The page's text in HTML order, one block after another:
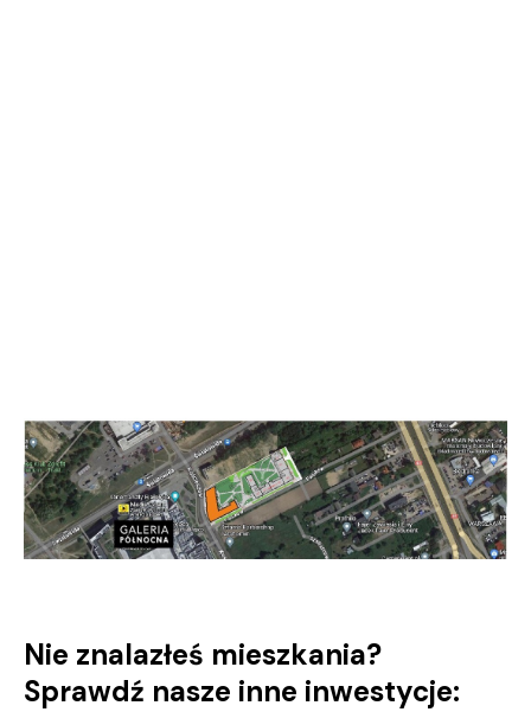
Nie znalazłeś mieszkania?
Sprawdź nasze inne inwestycje: